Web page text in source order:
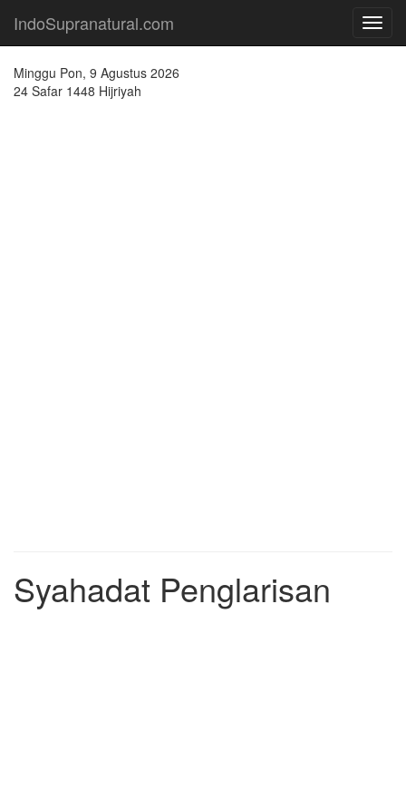
IndoSupranatural.com
Minggu Pon, 9 Agustus 2026
24 Safar 1448 Hijriyah
Syahadat Penglarisan